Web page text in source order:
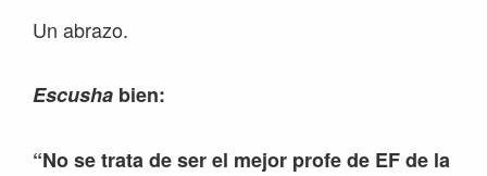
Un abrazo.
Escusha bien:
“No se trata de ser el mejor profe de EF de la